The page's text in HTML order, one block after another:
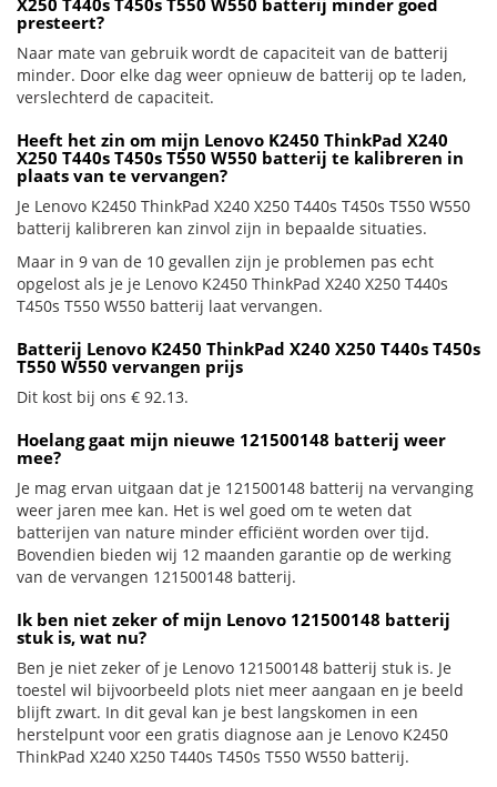
X250 T440s T450s T550 W550 batterij minder goed
presteert?
Naar mate van gebruik wordt de capaciteit van de batterij
minder. Door elke dag weer opnieuw de batterij op te laden,
verslechterd de capaciteit.
Heeft het zin om mijn Lenovo K2450 ThinkPad X240
X250 T440s T450s T550 W550 batterij te kalibreren in
plaats van te vervangen?
Je Lenovo K2450 ThinkPad X240 X250 T440s T450s T550 W550
batterij kalibreren kan zinvol zijn in bepaalde situaties.
Maar in 9 van de 10 gevallen zijn je problemen pas echt
opgelost als je je Lenovo K2450 ThinkPad X240 X250 T440s
T450s T550 W550 batterij laat vervangen.
Batterij Lenovo K2450 ThinkPad X240 X250 T440s T450s
T550 W550 vervangen prijs
Dit kost bij ons € 92.13.
Hoelang gaat mijn nieuwe 121500148 batterij weer
mee?
Je mag ervan uitgaan dat je 121500148 batterij na vervanging
weer jaren mee kan. Het is wel goed om te weten dat
batterijen van nature minder efficiënt worden over tijd.
Bovendien bieden wij 12 maanden garantie op de werking
van de vervangen 121500148 batterij.
Ik ben niet zeker of mijn Lenovo 121500148 batterij
stuk is, wat nu?
Ben je niet zeker of je Lenovo 121500148 batterij stuk is. Je
toestel wil bijvoorbeeld plots niet meer aangaan en je beeld
blijft zwart. In dit geval kan je best langskomen in een
herstelpunt voor een gratis diagnose aan je Lenovo K2450
ThinkPad X240 X250 T440s T450s T550 W550 batterij.